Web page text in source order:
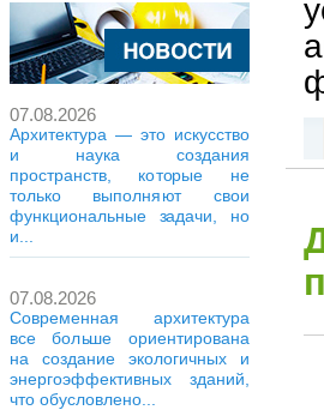
07.08.2026
Архитектура — это искусство
и наука создания
пространств, которые не
только выполняют свои
функциональные задачи, но
и...
07.08.2026
Современная архитектура
все больше ориентирована
на создание экологичных и
энергоэффективных зданий,
что обусловлено...